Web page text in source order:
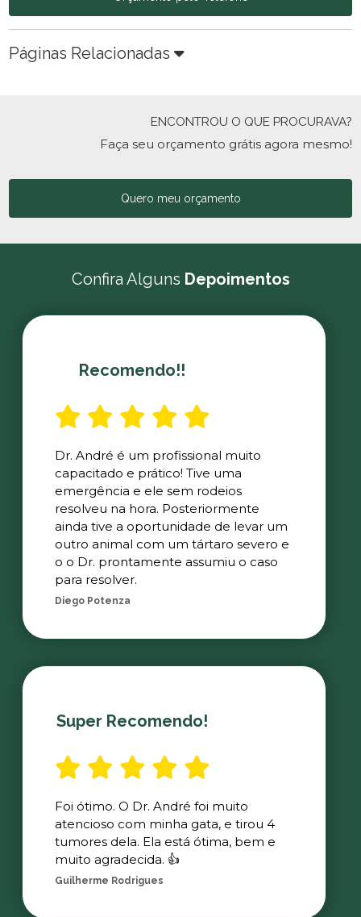
Páginas Relacionadas
ENCONTROU O QUE PROCURAVA?
Faça seu orçamento grátis agora mesmo!
Quero meu orçamento
Confira Alguns Depoimentos
Recomendo!!
Dr. André é um profissional muito
capacitado e prático! Tive uma
emergência e ele sem rodeios
resolveu na hora. Posteriormente
ainda tive a oportunidade de levar um
outro animal com um tártaro severo e
o o Dr. prontamente assumiu o caso
para resolver.
Diego Potenza
Super Recomendo!
Foi ótimo. O Dr. André foi muito
atencioso com minha gata, e tirou 4
tumores dela. Ela está ótima, bem e
muito agradecida. 👍
Guilherme Rodrigues